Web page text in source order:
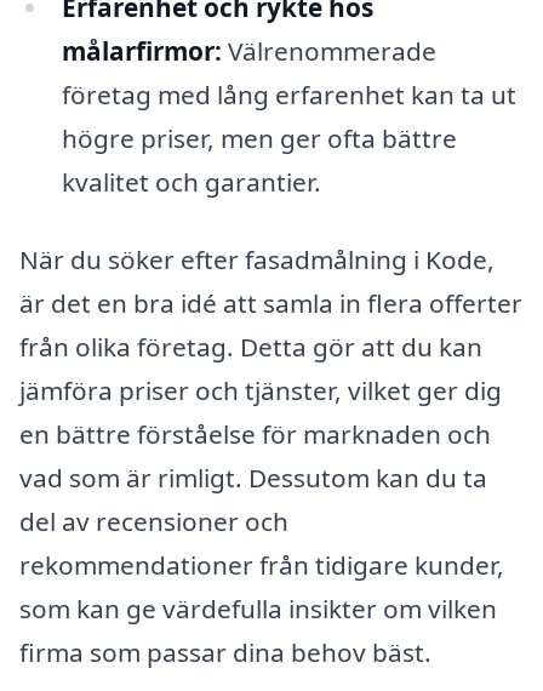
Erfarenhet och rykte hos
målarfirmor: Välrenommerade
företag med lång erfarenhet kan ta ut
högre priser, men ger ofta bättre
kvalitet och garantier.
När du söker efter fasadmålning i Kode,
är det en bra idé att samla in flera offerter
från olika företag. Detta gör att du kan
jämföra priser och tjänster, vilket ger dig
en bättre förståelse för marknaden och
vad som är rimligt. Dessutom kan du ta
del av recensioner och
rekommendationer från tidigare kunder,
som kan ge värdefulla insikter om vilken
firma som passar dina behov bäst.